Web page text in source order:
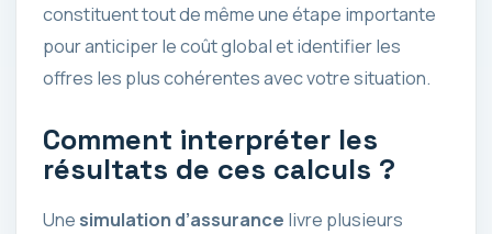
constituent tout de même une étape importante
pour anticiper le coût global et identifier les
offres les plus cohérentes avec votre situation.
Comment interpréter les
résultats de ces calculs ?
Une simulation d’assurance livre plusieurs